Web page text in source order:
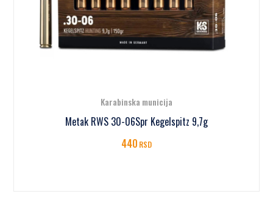
Karabinska municija
Metak RWS 30-06Spr Kegelspitz 9,7g
440RSD